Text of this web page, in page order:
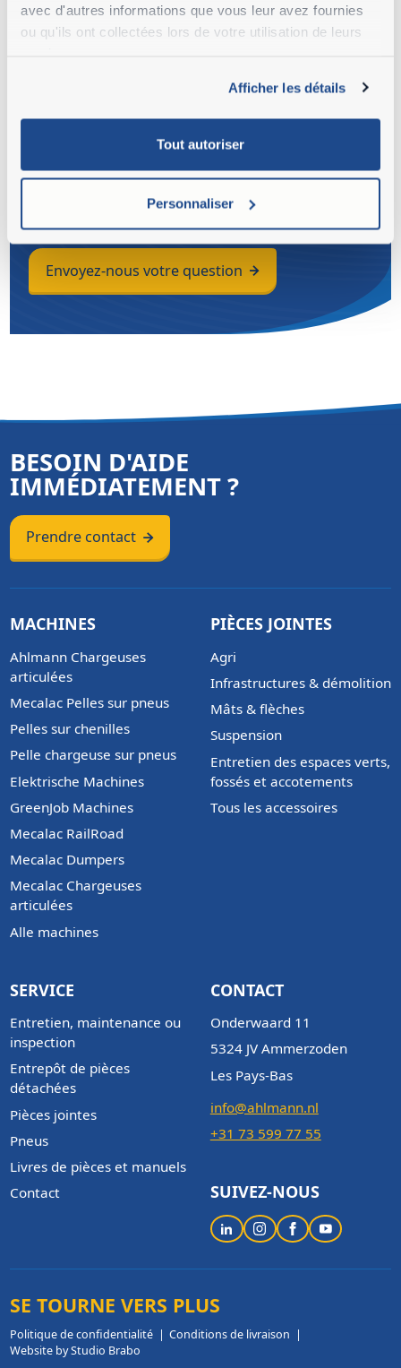
avec d'autres informations que vous leur avez fournies
ou qu'ils ont collectées lors de votre utilisation de leurs
Afficher les détails
Tout autoriser
Personnaliser
VOUS PERMET D'ACCÉDER À
Nous disposons d'un large stock
avez besoin d'un conseil ou d'un devis ?
Envoyez-nous votre question
BESOIN D'AIDE
IMMÉDIATEMENT ?
Prendre contact
MACHINES
Ahlmann Chargeuses
articulées
Mecalac Pelles sur pneus
Pelles sur chenilles
Pelle chargeuse sur pneus
Elektrische Machines
GreenJob Machines
Mecalac RailRoad
Mecalac Dumpers
Mecalac Chargeuses
articulées
Alle machines
PIÈCES JOINTES
Agri
Infrastructures & démolition
Mâts & flèches
Suspension
Entretien des espaces verts,
fossés et accotements
Tous les accessoires
SERVICE
Entretien, maintenance ou
inspection
Entrepôt de pièces
détachées
Pièces jointes
Pneus
Livres de pièces et manuels
Contact
CONTACT
Onderwaard 11
5324 JV Ammerzoden
Les Pays-Bas
info@ahlmann.nl
+31 73 599 77 55
SUIVEZ-NOUS
SE TOURNE VERS PLUS
Politique de confidentialité
Conditions de livraison
Website by Studio Brabo